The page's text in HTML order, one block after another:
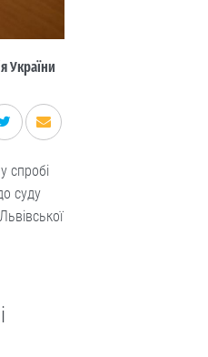
України
спробі
суду